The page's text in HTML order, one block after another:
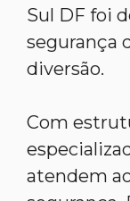
Sul DF foi
segurança
diversão.
Com
atendem